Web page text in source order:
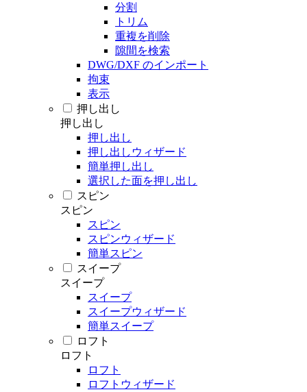
分割
トリム
重複を削除
隙間を検索
DWG/DXF のインポート
拘束
表示
押し出し
押し出し
押し出し
押し出しウィザード
簡単押し出し
選択した面を押し出し
スピン
スピン
スピン
スピンウィザード
簡単スピン
スイープ
スイープ
スイープ
スイープウィザード
簡単スイープ
ロフト
ロフト
ロフト
ロフトウィザード